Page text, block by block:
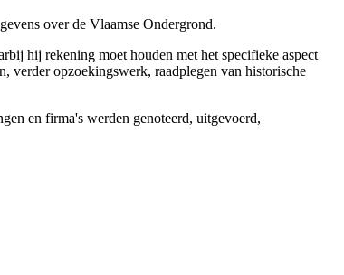
over de Vlaamse Ondergrond.
hij rekening moet houden met het specifieke aspect
verder opzoekingswerk, raadplegen van historische
en firma's werden genoteerd, uitgevoerd,